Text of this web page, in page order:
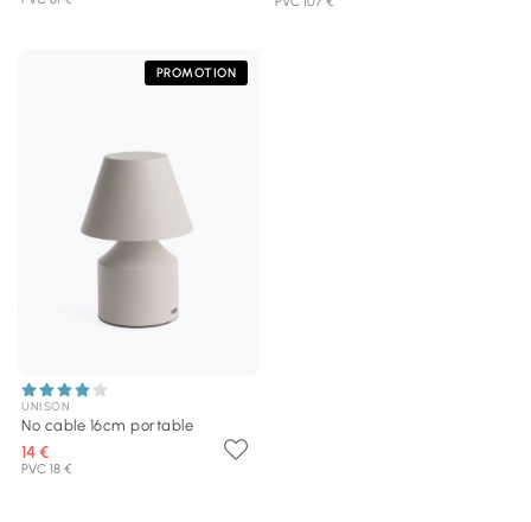
PROMOTION
UNISON
No cable 16cm portable
14 €
PVC 18 €